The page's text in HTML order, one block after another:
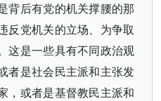
背后有党的机关撑腰的那
反党机关的立场、为争取
这是一些具有不同政治观
者是社会民主派和主张发
，或者是基督教民主派和